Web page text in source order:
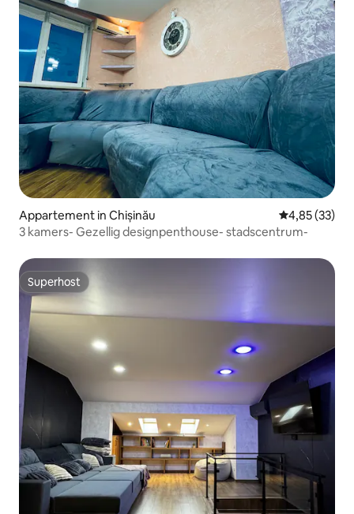
Appartement in Chișinău Gemiddelde
4,85 (33)
3 kamers- Gezellig designpenthouse- stadscentrum-
Superhost
Superhost